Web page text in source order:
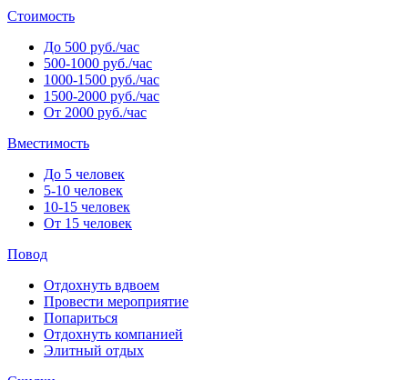
Стоимость
До 500 руб./час
500-1000 руб./час
1000-1500 руб./час
1500-2000 руб./час
От 2000 руб./час
Вместимость
До 5 человек
5-10 человек
10-15 человек
От 15 человек
Повод
Отдохнуть вдвоем
Провести мероприятие
Попариться
Отдохнуть компанией
Элитный отдых